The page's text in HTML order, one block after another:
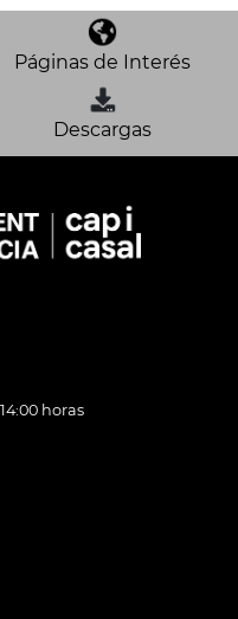
Páginas de Interés
Descargas
horas